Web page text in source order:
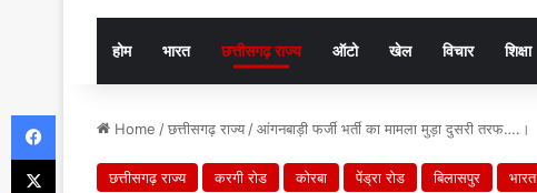
होम भारत छत्तीसगढ़ राज्य ऑटो खेल विचार शिक्षा
Home /छत्तीसगढ़ राज्य /आंगनबाड़ी फर्जी भर्ती का मामला मुड़ा दुसरी तरफ….।
छत्तीसगढ़ राज्य करगी रोड कोरबा पेंड्रा रोड बिलासपुर भारत
Facebook
X